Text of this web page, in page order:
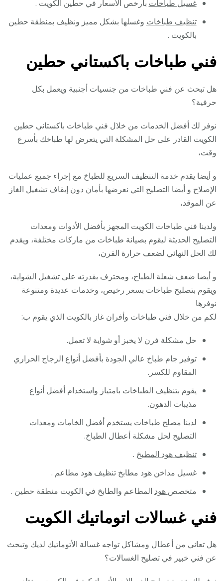
غسيل طباخات بأرخص الأسعار في حطين الكويت .
تنظيف طباخات وغسلها بشكل مميز ونظيف بمنطقة حطين
بالكويت .
فني طباخات باكستاني حطين
هل تبحث عن فني طباخات من جنسيات أجنبية ويعمل بكل
حرفية؟
نوفر لك أفضل الخدمات من خلال فني طباخات باكستاني حطين
الكويت القادر على حل المشكلة التي يتعرض لها طباخك بأسرع
وقت،
و أيضا يقدم خدمة التنظيف السريع للطباخ مع إجراء جميع عمليات
الإصلاح و أيضا التصليح التي نعرضها بأمان دون إيقاف تشغيل الغاز
عن الموقد،
ولدينا فني طباخات الكويت المجهز بأفضل الأدوات ومعدات
التصليح الحديثة ليقوم بصيانة طباخات من ماركات مختلفة، ويقدم
لك الحل النهائي لضعف حرارة الفرن،
و أيضا ضعف شعلة الطباخ، ومحترف بقدرته على تشغيل الشواية،
ويقوم بتصليح طباخات بسعر رخيص، وخدمات عديدة ومتنوعة
نوفرها
لكم من خلال فني طباخات وأفران غاز بالكويت الذي يقوم ب:
حل مشكلة فرن لا يخبز أو شواية لا تعمل.
توفير جام طباخ عالي الجودة بأفضل أنواع الزجاج الحراري
المقاوم للكسر.
يقوم بتنظيف الطباخات بامتياز واستخدام أفضل أنواع
مذيبات الدهون.
لدينا مصلح طباخات يستخدم أفضل الخامات ومعدات
التصليح لحل مشكلة أعطال الطباخ.
تنظيف هود المطبخ .
غسيل مداخن هود مطابخ تنظيف هود مطاعم .
متخصص هود المطاعم والطابخ في الكويت منطقة حطين .
فني غسالات اتوماتيك الكويت
هل تعاني من أعطال ومشاكل تواجه غسالة الأتوماتيك لديك وتبحث
عن فني خبير في تصليح الغسالات؟